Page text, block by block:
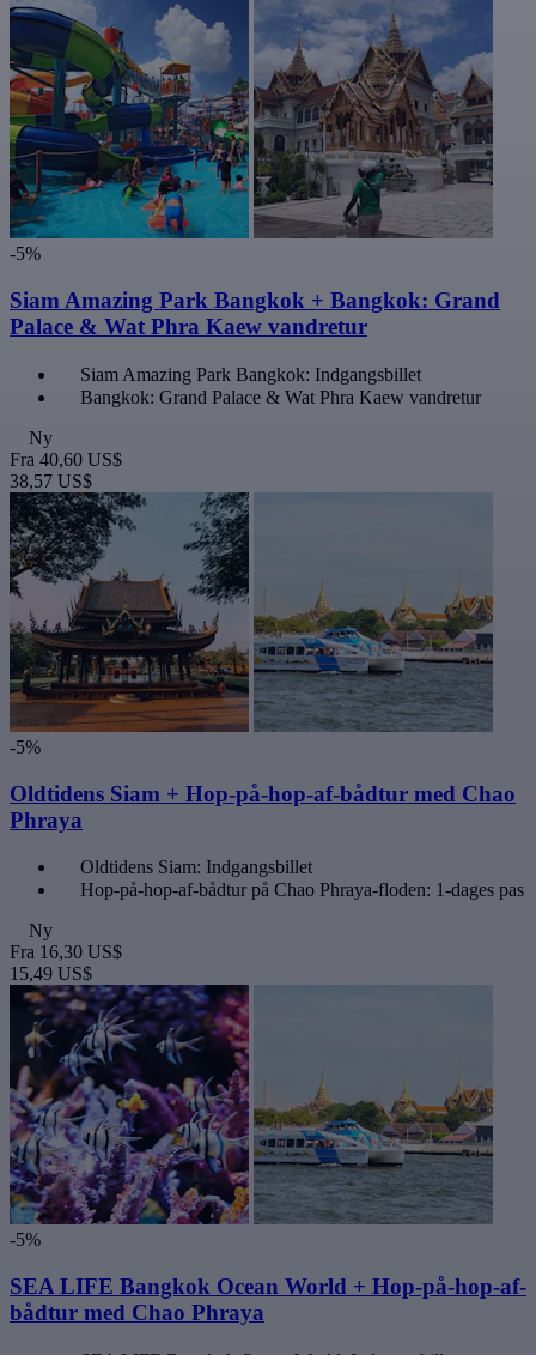
-5%
Siam Amazing Park Bangkok + Bangkok: Grand
Palace & Wat Phra Kaew vandretur
Siam Amazing Park Bangkok: Indgangsbillet
Bangkok: Grand Palace & Wat Phra Kaew vandretur
Ny
Fra 40,60 US$
38,57 US$
-5%
Oldtidens Siam + Hop-på-hop-af-bådtur med Chao
Phraya
Oldtidens Siam: Indgangsbillet
Hop-på-hop-af-bådtur på Chao Phraya-floden: 1-dages pas
Ny
Fra 16,30 US$
15,49 US$
-5%
SEA LIFE Bangkok Ocean World + Hop-på-hop-af-
bådtur med Chao Phraya